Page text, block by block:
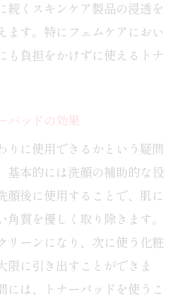
続くスキンケア製品の浸透を
ます。特にフェムケアにおい
も負担をかけずに使えるトナ
パッドの効果
りに使用できるかという疑問
基本的には洗顔の補助的な役
顔後に使用することで、肌に
質を優しく取り除きます。
リーンになり、次に使う化粧
限に引き出すことができま
には、トナーパッドを使うこ